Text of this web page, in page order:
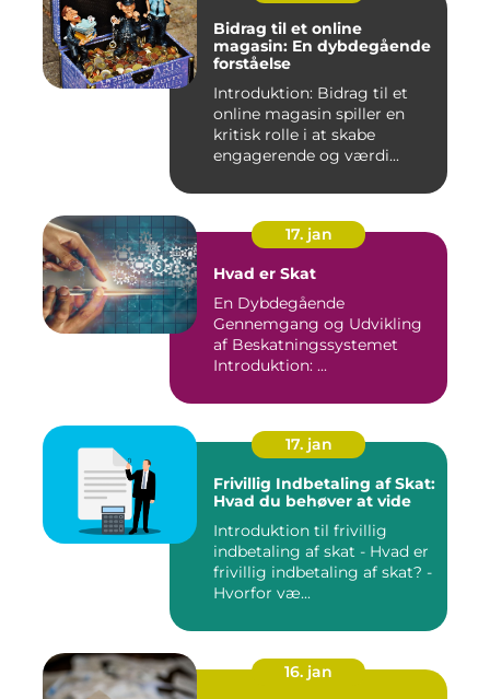
Bidrag til et online
magasin: En dybdegående
forståelse
Introduktion: Bidrag til et
online magasin spiller en
kritisk rolle i at skabe
engagerende og værdi...
17. jan
Hvad er Skat
En Dybdegående
Gennemgang og Udvikling
af Beskatningssystemet
Introduktion: ...
17. jan
Frivillig Indbetaling af Skat:
Hvad du behøver at vide
Introduktion til frivillig
indbetaling af skat - Hvad er
frivillig indbetaling af skat? -
Hvorfor væ...
16. jan